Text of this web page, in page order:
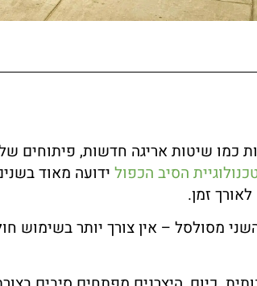
כמו שיטות אריגה חדשות, פיתוחים
הסיב הכפול ידועה מאוד
זמן.
מסולסל – אין צורך יותר בשימוש